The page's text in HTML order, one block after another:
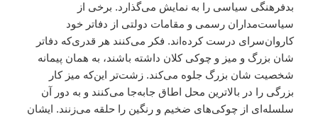
بدفرهنگی سیاسی را به نمایش می‌گذارد. برخی از
سیاست‌مداران رسمی و مقامات دولتی از دفاتر خود
کاروان‌سرای درست کرده‌اند. فکر می‌کنند هر قدری‌که دفاتر
شان بزرگ و میز و چوکی کلان داشته باشند، به همان پیمانه
شخصیت شان بزرگ جلوه می‌کند. زشت‌تر این‌که میز کار
بزرگی را در بالاترین محل اطاق جابه‌جا می‌کنند و به دور آن
سلسله‌ای از چوکی‌های ضخیم و رنگین را حلقه می‌زنند. ایشان